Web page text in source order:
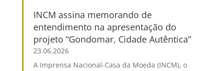
INCM assina memorando de
entendimento na apresentação do
projeto “Gondomar, Cidade Autêntica”
23.06.2026
A Imprensa Nacional-Casa da Moeda (INCM), o